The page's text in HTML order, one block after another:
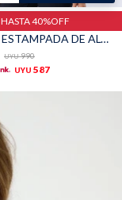
HASTA 40%OFF
REMERA ESTAMPADA DE ALGODÓN - Beige
UYU 990
UYU 587